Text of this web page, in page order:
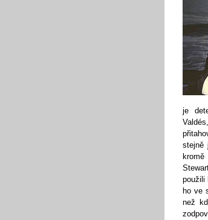
je
stejně
použili
ho ve
než